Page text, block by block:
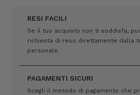
RESI FACILI
Se il tuo acquisto non ti soddisfa,
richiesta di reso direttamente dalla
personale.
PAGAMENTI SICURI
Scegli il metodo di pagamento che